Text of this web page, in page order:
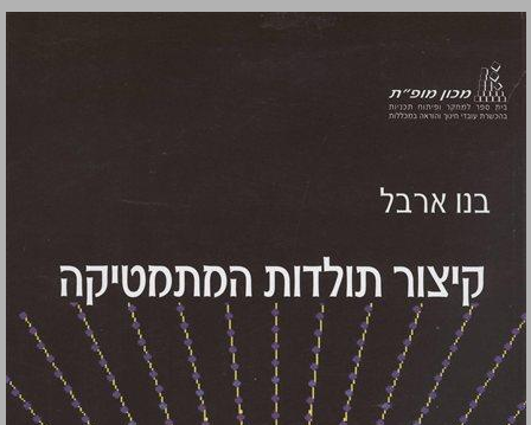
קיצור תולדות המתמטיקה ... 0